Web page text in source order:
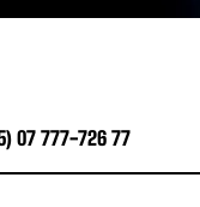
07 777-726 77